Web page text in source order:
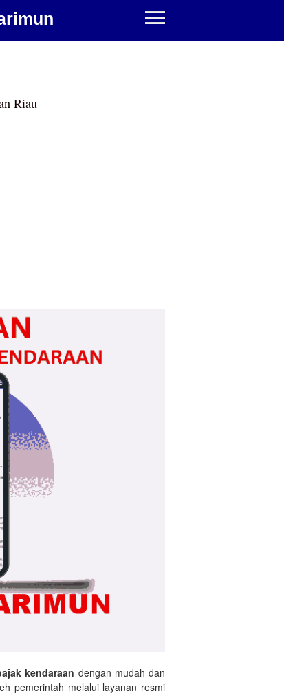
Riau
kendaraan dengan mudah dan
pemerintah melalui layanan resmi